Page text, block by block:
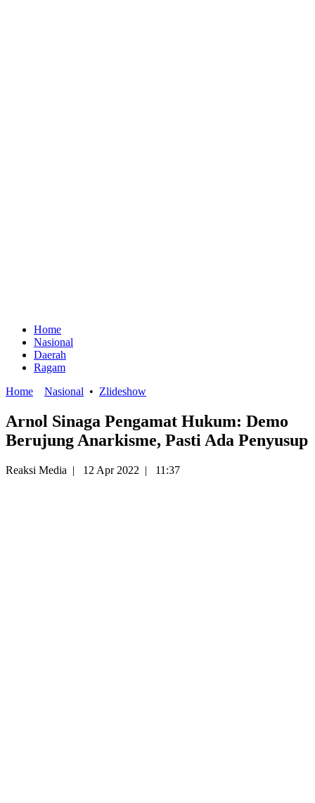
Home
Nasional
Daerah
Ragam
Home
Nasional • Zlideshow
Arnol Sinaga Pengamat Hukum: Demo
Berujung Anarkisme, Pasti Ada Penyusup
Reaksi Media | 12 Apr 2022 | 11:37